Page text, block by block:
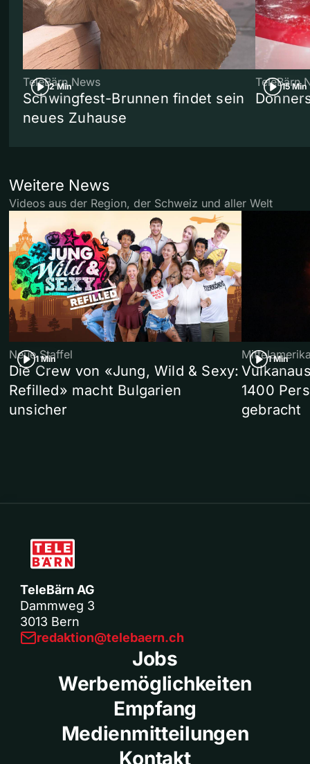
2 Min
TeleBärn News
Schwingfest-Brunnen findet sein
neues Zuhause
15 Min
TeleBärn
Weitere News
Videos aus der Region, der Schweiz und aller Welt
1 Min
Neue Staffel
Die Crew von «Jung, Wild & Sexy:
Refilled» macht Bulgarien
unsicher
1 Min
1400
gebracht
TeleBärn AG
Dammweg 3
3013 Bern
redaktion@telebaern.ch
Jobs
Werbemöglichkeiten
Empfang
Medienmitteilungen
Kontakt